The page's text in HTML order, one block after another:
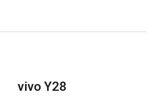
vivo Y28